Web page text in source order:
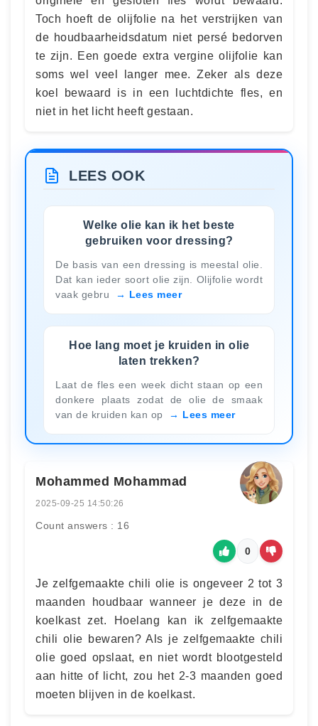
Toch hoeft de olijfolie na het verstrijken van
de houdbaarheidsdatum niet persé bedorven
te zijn. Een goede extra vergine olijfolie kan
soms wel veel langer mee. Zeker als deze
koel bewaard is in een luchtdichte fles, en
niet in het licht heeft gestaan.
LEES OOK
Welke olie kan ik het beste
gebruiken voor dressing?
De basis van een dressing is meestal olie.
Dat kan ieder soort olie zijn. Olijfolie wordt
vaak gebru
Lees meer
Hoe lang moet je kruiden in olie
laten trekken?
Laat de fles een week dicht staan op een
donkere plaats zodat de olie de smaak
van de kruiden kan op
Lees meer
Mohammed Mohammad
2025-09-25 14:50:26
Count answers : 16
0
Je zelfgemaakte chili olie is ongeveer 2 tot 3
maanden houdbaar wanneer je deze in de
koelkast zet. Hoelang kan ik zelfgemaakte
chili olie bewaren? Als je zelfgemaakte chili
olie goed opslaat, en niet wordt blootgesteld
aan hitte of licht, zou het 2-3 maanden goed
moeten blijven in de koelkast.